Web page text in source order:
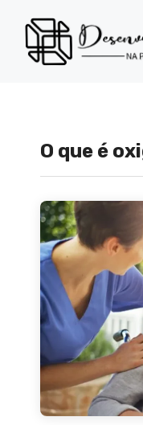
para
conteúdo
O que é